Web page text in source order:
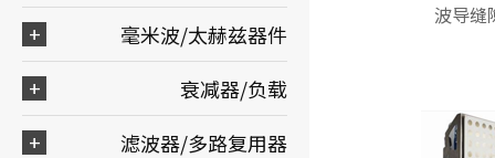
毫米波/太赫兹器件
衰减器/负载
滤波器/多路复用器
波导缝